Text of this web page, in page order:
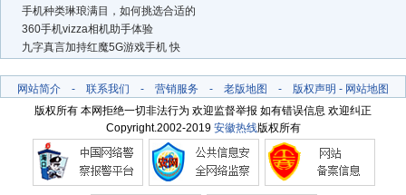
手机种类琳琅满目，如何挑选合适的
360手机vizza相机助手体验
九字真言加持红魔5G游戏手机 快
网站简介 - 联系我们 - 营销服务 - 老版地图 - 版权声明 - 网站地图
版权所有 本网拒绝一切非法行为 欢迎监督举报 如有错误信息 欢迎纠正
Copyright.2002-2019 安徽热线版权所有